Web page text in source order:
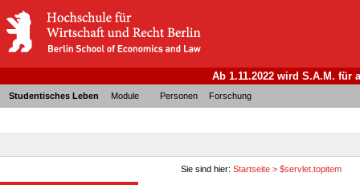
Ab 1.11.2022 wird S.A.M.
Studentisches Leben Module Personen Forschung
Sie sind hier:Startseite > $servlet.topitem